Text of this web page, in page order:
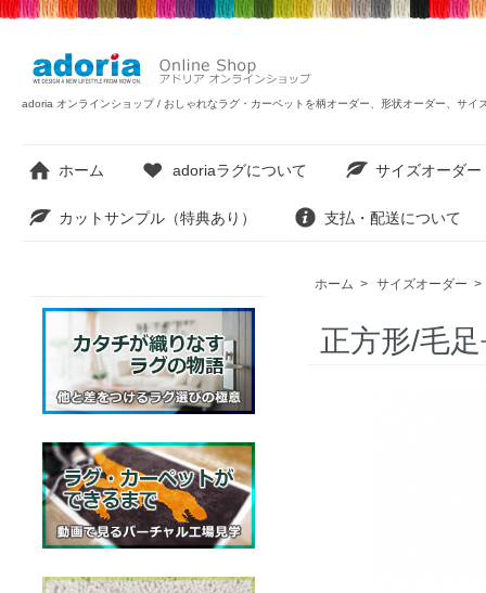
adoria オンラインショップ / おしゃれなラグ・カーペットを柄オーダー、形状オーダー、サイ
ホーム adoriaラグについて サイズオーダー
カットサンプル（特典あり） 支払・配送について
ホーム > サイズオーダー >
正方形/毛